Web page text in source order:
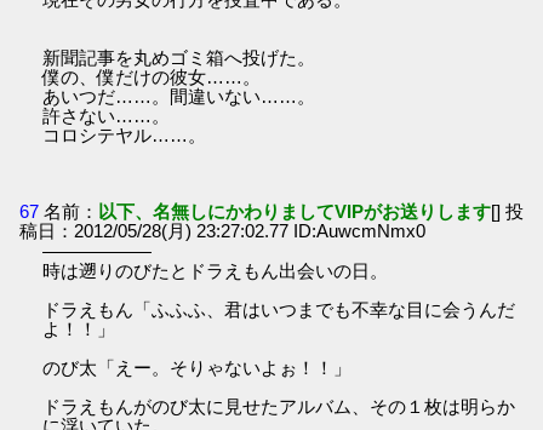
新聞記事を丸めゴミ箱へ投げた。
僕の、僕だけの彼女……。
あいつだ……。間違いない……。
許さない……。
コロシテヤル……。
67 名前： 以下、名無しにかわりましてVIPがお送りします[] 投
稿日：2012/05/28(月) 23:27:02.77 ID:AuwcmNmx0
――――――
時は遡りのびたとドラえもん出会いの日。
ドラえもん「ふふふ、君はいつまでも不幸な目に会うんだ
よ！！」
のび太「えー。そりゃないよぉ！！」
ドラえもんがのび太に見せたアルバム、その１枚は明らか
に浮いていた。